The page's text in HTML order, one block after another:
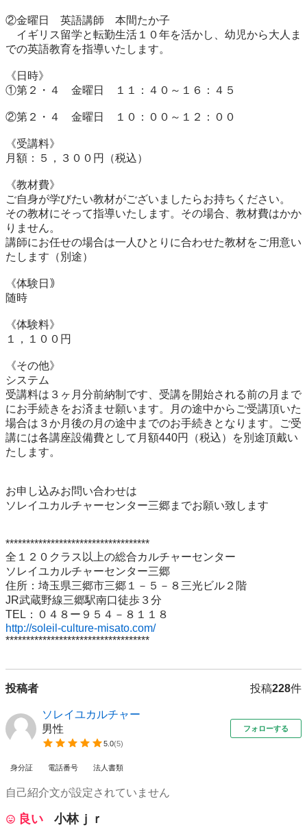
②金曜日　英語講師　本間たか子
イギリス留学と転勤生活１０年を活かし、幼児から大人ま
での英語教育を指導いたします。
《日時》
①第２・４　金曜日　１１：４０～１６：４５
②第２・４　金曜日　１０：００～１２：００
《受講料》
月額：５，３００円（税込）
《教材費》
ご自身が学びたい教材がございましたらお持ちください。
その教材にそって指導いたします。その場合、教材費はかか
りません。
講師にお任せの場合は一人ひとりに合わせた教材をご用意い
たします（別途）
《体験日｠
随時
《体験料》
１，１００円
《その他》
システム
受講料は３ヶ月分前納制です、受講を開始される前の月まで
にお手続きをお済ませ願います。月の途中からご受講頂いた
場合は３か月後の月の途中までのお手続きとなります。ご受
講には各講座設備費として月額440円（税込）を別途頂戴い
たします。
お申し込みお問い合わせは
ソレイユカルチャーセンター三郷までお願い致します
***********************************
全１２０クラス以上の総合カルチャーセンター
ソレイユカルチャーセンター三郷
住所：埼玉県三郷市三郷１－５－８三光ビル２階
JR武蔵野線三郷駅南口徒歩３分
http://soleil-culture-misato.com/
投稿者 投稿228件
ソレイユカルチャー
男性
5.0(5)
フォローする
身分証 電話番号 法人書類
自己紹介文が設定されていません
良い
小林ｊｒ